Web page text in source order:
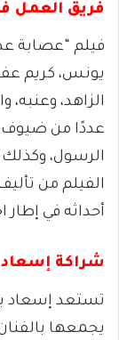
فريق العمل
فيلم “عصابة
يونس، كريم
الزاهد،
عددًا من ضيوف
الرسول، وكذلك
الفيلم من
أحداثه في
شراكة
تستعد إسعاد